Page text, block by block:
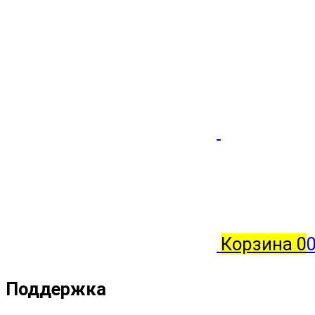
Корзина 0
Поддержка